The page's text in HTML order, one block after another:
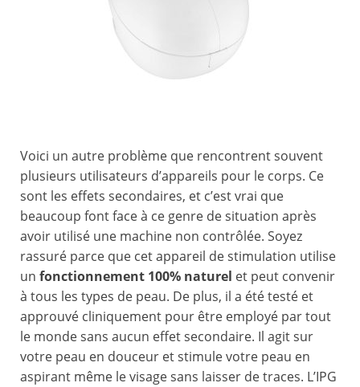
Voici un autre problème que rencontrent souvent
plusieurs utilisateurs d’appareils pour le corps. Ce
sont les effets secondaires, et c’est vrai que
beaucoup font face à ce genre de situation après
avoir utilisé une machine non contrôlée. Soyez
rassuré parce que cet appareil de stimulation utilise
un fonctionnement 100% naturel et peut convenir
à tous les types de peau. De plus, il a été testé et
approuvé cliniquement pour être employé par tout
le monde sans aucun effet secondaire. Il agit sur
votre peau en douceur et stimule votre peau en
aspirant même le visage sans laisser de traces. L’IPG